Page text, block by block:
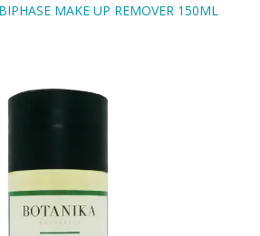
MAKE UP REMOVER 150ML